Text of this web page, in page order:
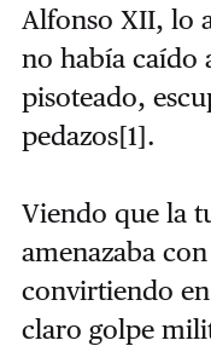
Alfonso XII, lo
no había caído
pisoteado,
pedazos[1].
Viendo que la
amenazaba
convirtiendo
claro golpe